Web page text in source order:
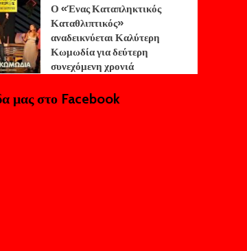
Ο «Ένας Καταπληκτικός
Καταθλιπτικός»
αναδεικνύεται Καλύτερη
Κωμωδία για δεύτερη
συνεχόμενη χρονιά
μας στο Facebook